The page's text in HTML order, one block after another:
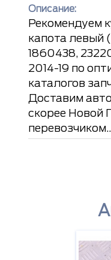
Описание:
Рекомендуем
капота левый
1860438,
2014-19 по
каталогов
Доставим
скорее Новой
перевозчиком..